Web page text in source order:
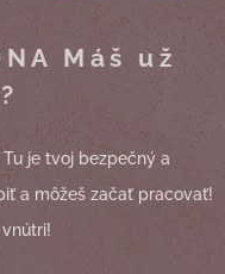
Máš už
je tvoj bezpečný a
a môžeš začať pracovať!